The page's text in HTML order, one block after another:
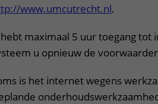
www.umcutrecht.nl.
maximaal 5 uur toegang tot
u opnieuw de
is het internet wegens